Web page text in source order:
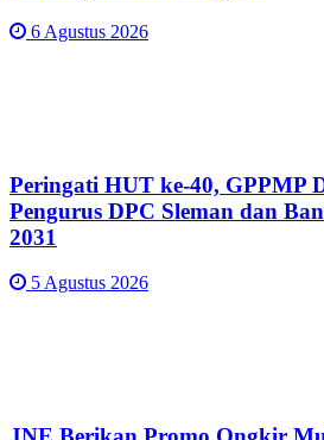
6 Agustus 2026
Peringati HUT ke-40, GPPMP
Pengurus DPC Sleman dan
2031
5 Agustus 2026